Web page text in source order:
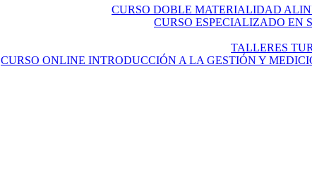
CURSO DOBLE MATERIALIDAD
CURSO ESPECIALIZADO EN
TALLERES
CURSO ONLINE INTRODUCCIÓN A LA GESTIÓN Y